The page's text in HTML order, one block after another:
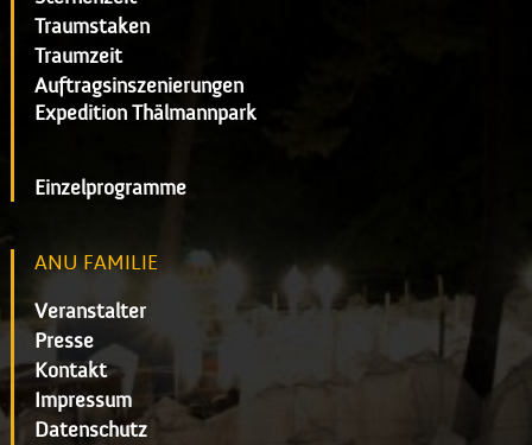
Traumstaken
Traumzeit
Auftragsinszenierungen
Expedition Thälmannpark
Einzelprogramme
ANU FAMILIE
Veranstalter
Presse
Kontakt
Impressum
Datenschutz